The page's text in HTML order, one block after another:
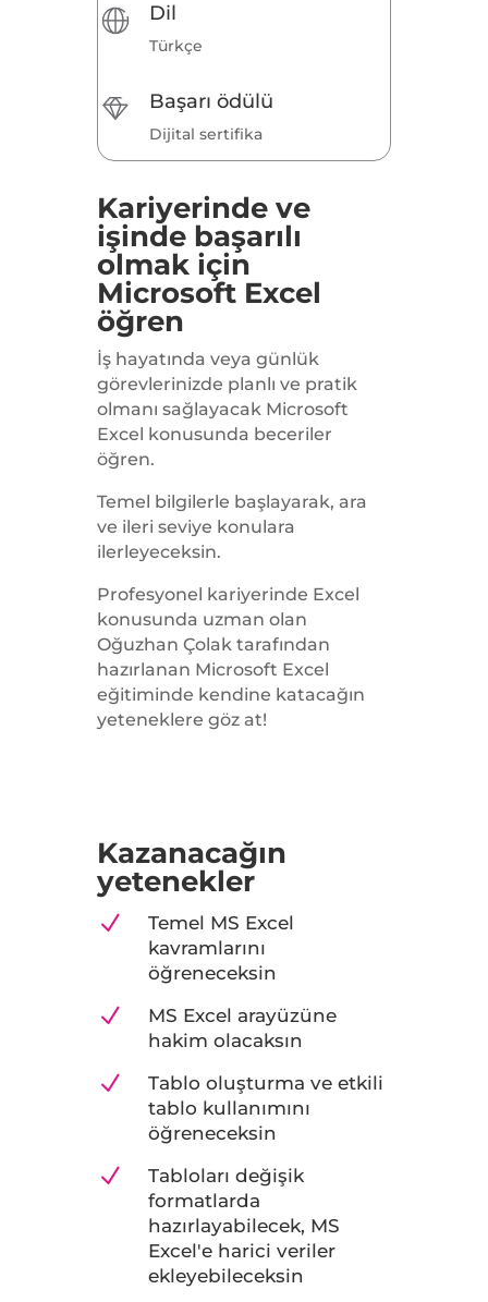
Dil
Türkçe
Başarı ödülü
Dijital sertifika
Kariyerinde ve
işinde başarılı
olmak için
Microsoft Excel
öğren
İş hayatında veya günlük
görevlerinizde planlı ve pratik
olmanı sağlayacak Microsoft
Excel konusunda beceriler
öğren.
Temel bilgilerle başlayarak, ara
ve ileri seviye konulara
ilerleyeceksin.
Profesyonel kariyerinde Excel
konusunda uzman olan
Oğuzhan Çolak tarafından
hazırlanan Microsoft Excel
eğitiminde kendine katacağın
yeteneklere göz at!
Kazanacağın
yetenekler
N
Temel MS Excel
kavramlarını
öğreneceksin
N
MS Excel arayüzüne
hakim olacaksın
N
Tablo oluşturma ve etkili
tablo kullanımını
öğreneceksin
N
Tabloları değişik
formatlarda
hazırlayabilecek, MS
Excel'e harici veriler
ekleyebileceksin